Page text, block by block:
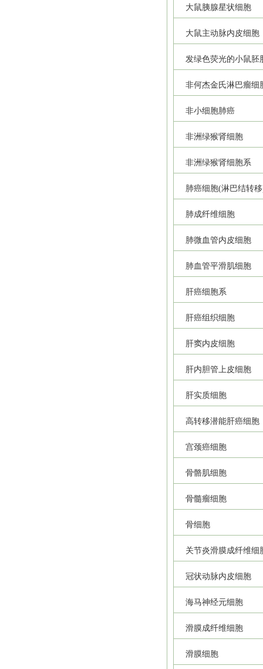
大鼠胰腺星状细胞
大鼠主动脉内皮细胞
发绿色荧光的小鼠胚
非何杰金氏淋巴瘤细
非小细胞肺癌
非洲绿猴肾细胞
非洲绿猴肾细胞系
肺癌细胞(淋巴结转
肺成纤维细胞
肺微血管内皮细胞
肺血管平滑肌细胞
肝癌细胞系
肝癌组织细胞
肝窦内皮细胞
肝内胆管上皮细胞
肝实质细胞
高转移潜能肝癌细胞
宫颈癌细胞
骨骼肌细胞
骨髓瘤细胞
骨细胞
关节炎滑膜成纤维细
冠状动脉内皮细胞
海马神经元细胞
滑膜成纤维细胞
滑膜细胞